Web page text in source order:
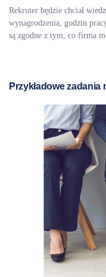
Rekruter będzie chciał
wynagrodzenia, godzin
są zgodne z tym, co firma
Przykładowe zadania